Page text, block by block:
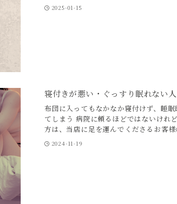
2025-01-15
寝付きが悪い・ぐっすり眠れない
布団に入ってもなかなか寝付けず、睡
てしまう 病院に頼るほどではないけれ
方は、当店に足を運んでくださるお客
2024-11-19